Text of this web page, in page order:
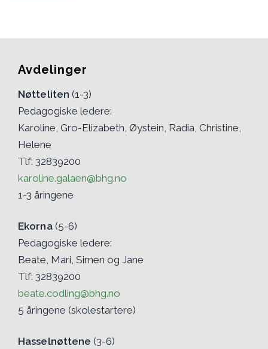
Avdelinger
Nøtteliten (1-3)
Pedagogiske ledere:
Karoline, Gro-Elizabeth, Øystein, Radia, Christine,
Helene
Tlf: 32839200
karoline.galaen@bhg.no
1-3 åringene
Ekorna(5-6)
Pedagogiske ledere:
Beate, Mari, Simen og Jane
Tlf: 32839200
beate.codling@bhg.no
5 åringene (skolestartere)
Hasselnøttene (3-6)